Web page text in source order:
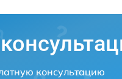
консультацию